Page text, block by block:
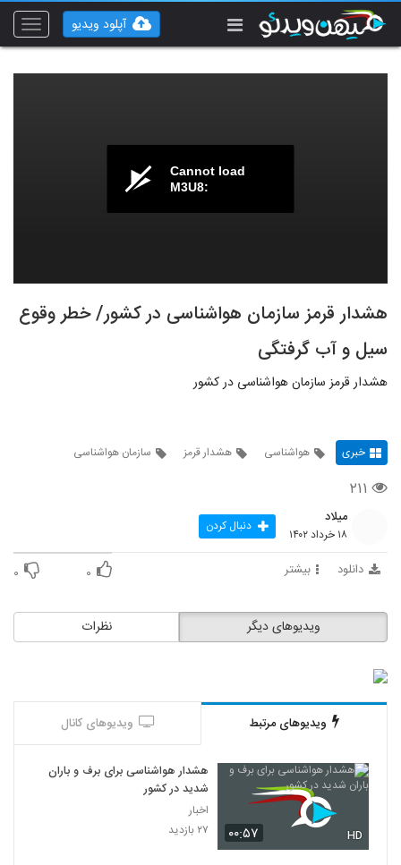
Toggle
آپلود ویدیو
Cannot load
M3U8:
هشدار قرمز سازمان هواشناسی در کشور/ خطر وقوع
سیل و آب گرفتگی
هشدار قرمز سازمان هواشناسی در کشور
خبری هواشناسی هشدار قرمز سازمان هواشناسی
۲۱۱
میلاد
۱۸ خرداد ۱۴۰۲ دنبال کردن
دانلود بیشتر ۰ ۰
نظرات ویدیوهای دیگر
ویدیوهای مرتبط ویدیوهای کانال
۰۰:۵۷ HD
هشدار هواشناسی برای برف و باران
شدید در کشور
اخبار
۲۷ بازدید